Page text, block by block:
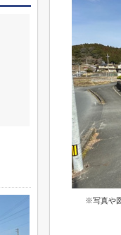
※写真や